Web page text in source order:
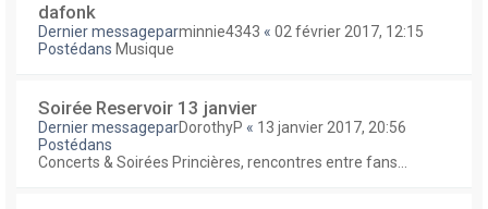
dafonk
Dernier messageparminnie4343 « 02 février 2017, 12:15
Postédans Musique
Soirée Reservoir 13 janvier
Dernier messageparDorothyP « 13 janvier 2017, 20:56
Postédans
Concerts & Soirées Princières, rencontres entre fans...